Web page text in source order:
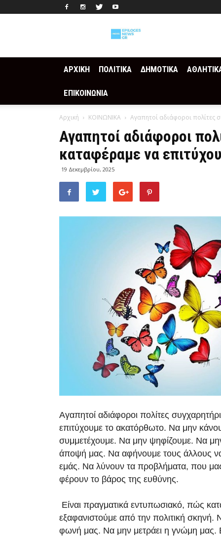
ΑΡΧΙΚΗ ΠΟΛΙΤΙΚΑ ΔΗΜΟΤΙΚΑ
ΕΠΙΚΟΙΝΩΝΙΑ
Αρχική ΚΟΙΝΩΝΙΚΑ Αγαπητοί αδιάφοροι πολίτες
Αγαπητοί αδιάφοροι
καταφέραμε να
19 Δεκεμβρίου, 2025
Αγαπητοί αδιάφοροι πολίτες
επιτύχουμε το ακατόρθωτο. Να μην
συμμετέχουμε. Να μην ψηφίζουμε. Να
άποψή μας. Να αφήνουμε τους άλλους
εμάς. Να λύνουν τα προβλήματα, που
φέρουν το βάρος της ευθύνης.
Είναι πραγματικά εντυπωσιακό, πώς
εξαφανιστούμε από την πολιτική σκηνή.
φωνή μας. Να μην μετράει η γνώμη μας.